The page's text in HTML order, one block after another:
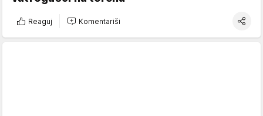
Reaguj Komentariši